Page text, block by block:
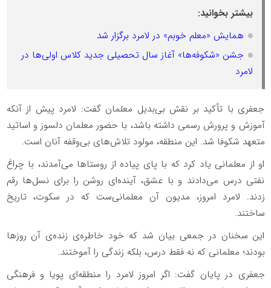
بیشتر بخوانید:
همایش «معلم خوبم» در لامرد برگزار شد
جشن «شکوفه‌ها» آغاز سال تحصیلی جدید کلاس اولی‌ها در
لامرد
جعفری با تأکید بر نقش بی‌بدیل معلمان گفت: لامرد پیش از آنکه
آموزش و پرورش رسمی داشته باشد، با حضور معلمان دلسوز و اساتید
متعهد شکوفا شد. این منطقه، مولود تلاش‌های بی‌وقفه آنان است.
او از معلمانی یاد کرد که با پای پیاده از روستاها می‌آمدند، با چراغ
نفتی درس می‌دادند و با عشق، آینده‌ای روشن را برای نسل‌ها رقم
زدند. لامرد امروز، مدیون آن معلمانی‌ست که در سکوت، تاریخ
ساختند.
این سخنان در جمعی بیان شد که خود خاطره‌ی زنده‌ی آن روزها
بودند؛ معلمانی که نه فقط درس، بلکه زندگی را آموختند.
جعفری در پایان گفت: اگر امروز لامرد را منطقه‌ای پویا و فرهنگی